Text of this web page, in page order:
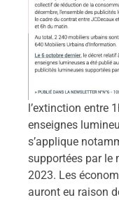
l’extinction entre
enseignes
s’applique
supportées par le
2023. Les
auront eu raison